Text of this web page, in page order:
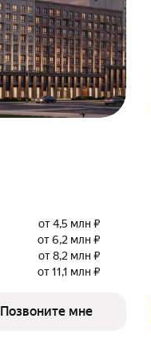
от 4,5 млн ₽
от 6,2 млн ₽
от 8,2 млн ₽
от 11,1 млн ₽
Позвоните мне